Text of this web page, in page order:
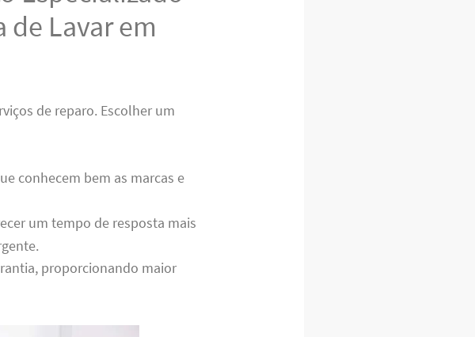
Lavar em
de reparo. Escolher um
conhecem bem as marcas e
um tempo de resposta mais
proporcionando maior